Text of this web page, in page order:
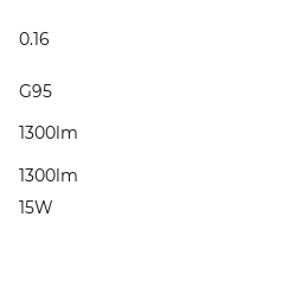
0.16
G95
1300lm
1300lm
15W